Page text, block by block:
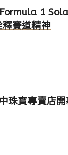
1
賽道精神
珠寶專賣店